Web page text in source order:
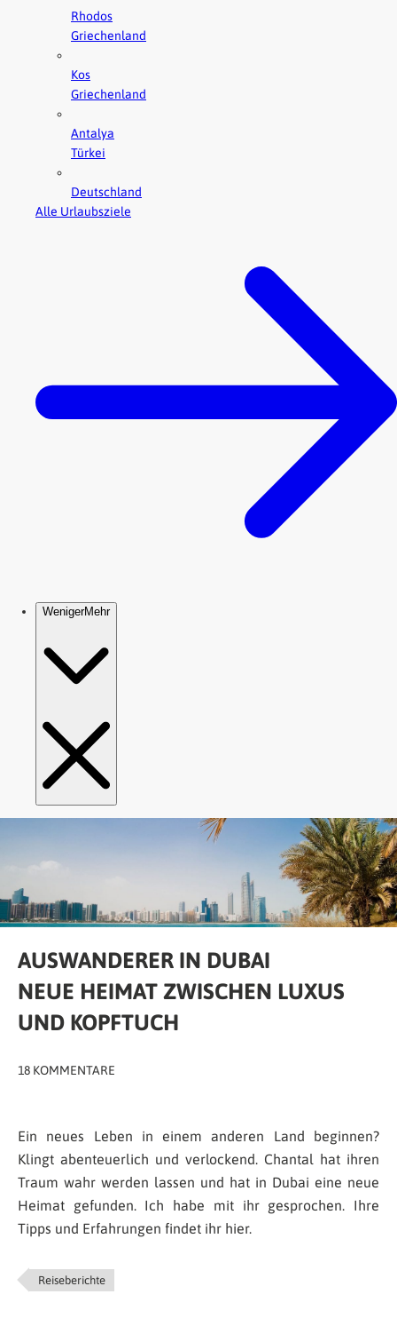
AUSWANDERER IN DUBAI
NEUE HEIMAT ZWISCHEN LUXUS
UND KOPFTUCH
18 KOMMENTARE
Ein neues Leben in einem anderen Land beginnen?
Klingt abenteuerlich und verlockend. Chantal hat ihren
Traum wahr werden lassen und hat in Dubai eine neue
Heimat gefunden. Ich habe mit ihr gesprochen. Ihre
Tipps und Erfahrungen findet ihr hier.
Reiseberichte